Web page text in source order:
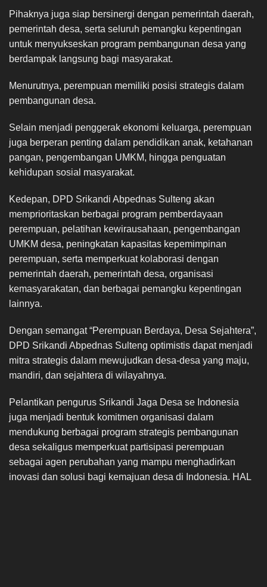
Pihaknya juga siap bersinergi dengan pemerintah daerah,
pemerintah desa, serta seluruh pemangku kepentingan
untuk menyukseskan program pembangunan desa yang
berdampak langsung bagi masyarakat.
Menurutnya, perempuan memiliki posisi strategis dalam
pembangunan desa.
Selain menjadi penggerak ekonomi keluarga, perempuan
juga berperan penting dalam pendidikan anak, ketahanan
pangan, pengembangan UMKM, hingga penguatan
kehidupan sosial masyarakat.
Kedepan, DPD Srikandi Abpednas Sulteng akan
memprioritaskan berbagai program pemberdayaan
perempuan, pelatihan kewirausahaan, pengembangan
UMKM desa, peningkatan kapasitas kepemimpinan
perempuan, serta memperkuat kolaborasi dengan
pemerintah daerah, pemerintah desa, organisasi
kemasyarakatan, dan berbagai pemangku kepentingan
lainnya.
Dengan semangat “Perempuan Berdaya, Desa Sejahtera”,
DPD Srikandi Abpednas Sulteng optimistis dapat menjadi
mitra strategis dalam mewujudkan desa-desa yang maju,
mandiri, dan sejahtera di wilayahnya.
Pelantikan pengurus Srikandi Jaga Desa se Indonesia
juga menjadi bentuk komitmen organisasi dalam
mendukung berbagai program strategis pembangunan
desa sekaligus memperkuat partisipasi perempuan
sebagai agen perubahan yang mampu menghadirkan
inovasi dan solusi bagi kemajuan desa di Indonesia. HAL